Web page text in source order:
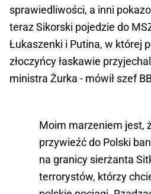
sprawiedliwości, a inni
teraz Sikorski pojedzie do
Łukaszenki i Putina, w której
złoczyńcy łaskawie
ministra Żurka - mówił szef
Moim marzeniem jest,
przywieźć do Polski
na granicy sierżanta
terrorystów, którzy